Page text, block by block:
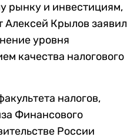
рынку и инвестициям,
Алексей Крылов заявил
уровня
качества налогового
налогов,
Финансового
России